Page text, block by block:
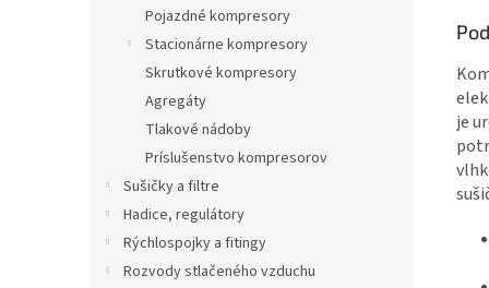
Pojazdné kompresory
Stacionárne kompresory
Skrutkové kompresory
Agregáty
Tlakové nádoby
Príslušenstvo kompresorov
Sušičky a filtre
Hadice, regulátory
Rýchlospojky a fitingy
Rozvody stlačeného vzduchu
je